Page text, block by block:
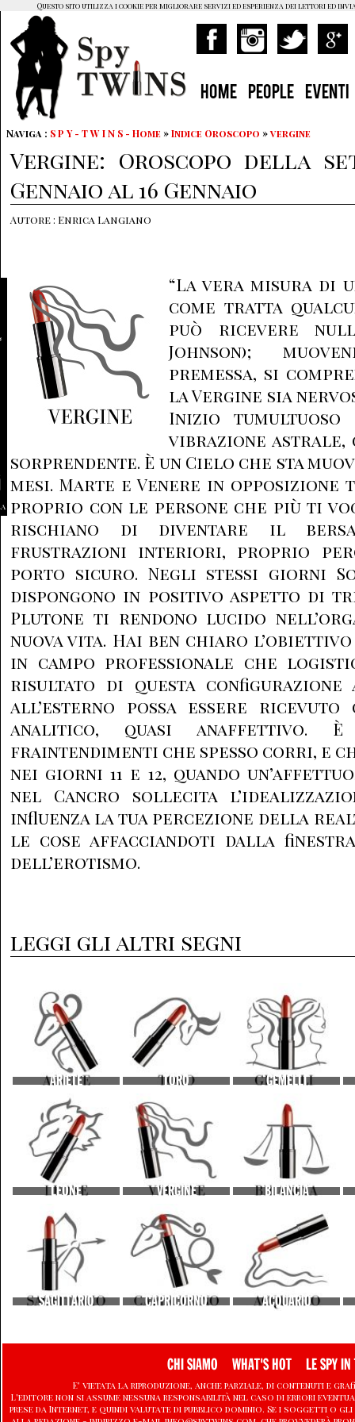
HOME PEOPLE EVENTI
Naviga : S P Y - T W I N S - Home »Indice Oroscopo »vergine
Vergine: Oroscopo della
Gennaio al 16 Gennaio
Autore : Enrica Langiano
“La vera misura di
come tratta
può ricevere
Johnson);
premessa, si
la Vergine sia
Inizio
vibrazione
sorprendente. È un Cielo che sta
mesi. Marte e Venere in
proprio con le persone che più ti
rischiano di diventare il
frustrazioni interiori, proprio
porto sicuro. Negli stessi giorni
dispongono in positivo aspetto di
Plutone ti rendono lucido
nuova vita. Hai ben chiaro
in campo professionale che
risultato di questa
all’esterno possa essere ricevuto
analitico, quasi
fraintendimenti che spesso corri, e
nei giorni 11 e 12, quando
nel Cancro sollecita
influenza la tua percezione della
le cose affacciandoti dalla
dell’erotismo.
leggi gli altri segni
ARIETE TORO GEMELLI
LEONE VERGINE BILANCIA
SAGITTARIO CAPRICORNO ACQUARIO
CHI SIAMO WHAT'S HOT LE SPY IN
E' vietata la riproduzione, anche parziale, di contenuti e
L'editore non si assume nessuna responsabilità nel caso di errori
prese da Internet, e quindi valutate di pubblico dominio. Se i soggetti
Questo sito utilizza i cookie per migliorare servizi ed esperienza dei lettori ed